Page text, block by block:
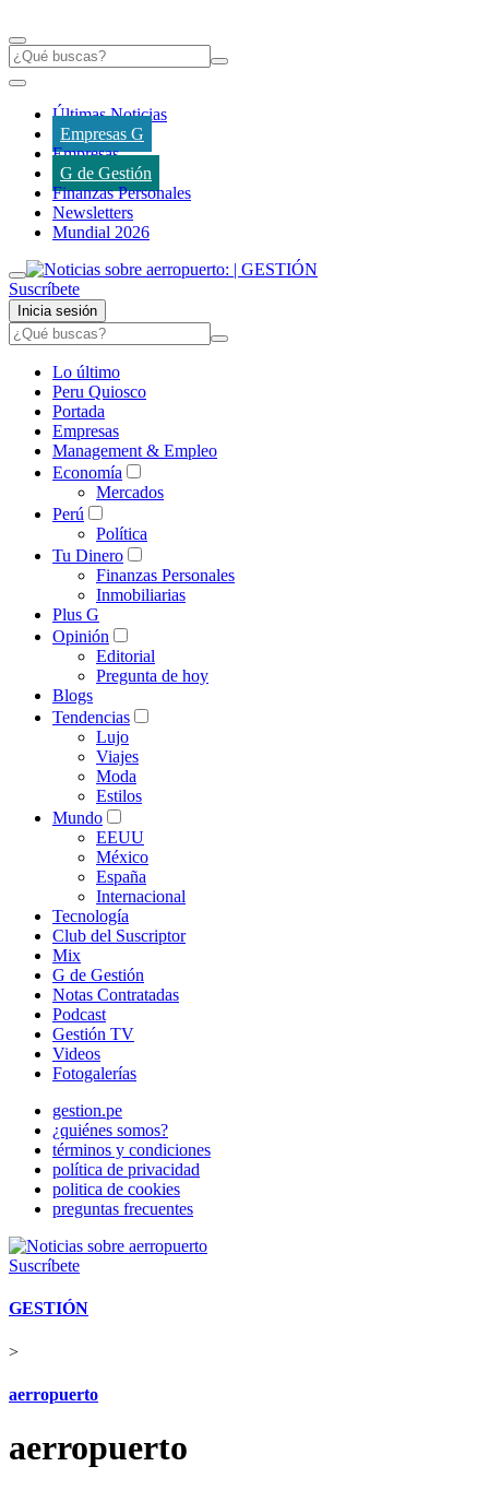
Últimas Noticias
Empresas G
Empresas
G de Gestión
Finanzas Personales
Newsletters
Mundial 2026
Suscríbete
Inicia sesión
Lo último
Peru Quiosco
Portada
Empresas
Management & Empleo
Economía
Mercados
Perú
Política
Tu Dinero
Finanzas Personales
Inmobiliarias
Plus G
Opinión
Editorial
Pregunta de hoy
Blogs
Tendencias
Lujo
Viajes
Moda
Estilos
Mundo
EEUU
México
España
Internacional
Tecnología
Club del Suscriptor
Mix
G de Gestión
Notas Contratadas
Podcast
Gestión TV
Videos
Fotogalerías
gestion.pe
¿quiénes somos?
términos y condiciones
política de privacidad
politica de cookies
preguntas frecuentes
Suscríbete
GESTIÓN
>
aerropuerto
aerropuerto